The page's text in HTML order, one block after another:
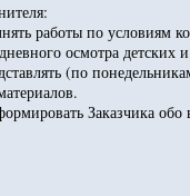
работы по условиям
осмотра детских
(по
Заказчика